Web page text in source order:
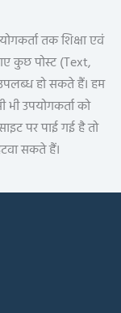
तक शिक्षा एवं
गए कुछ पोस्ट (Text,
हो सकते हैं। हम
उपयोगकर्ता को
पर पाई गई है तो
सकते हैं।